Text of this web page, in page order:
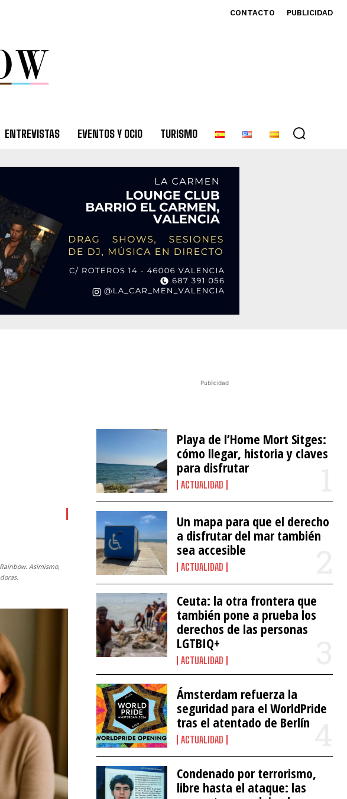
CONTACTO PUBLICIDAD
ENTREVISTAS EVENTOS Y OCIO TURISMO
. Asimismo,
Publicidad
Playa de l’Home Mort Sitges:
cómo llegar, historia y claves
para disfrutar
ACTUALIDAD
Un mapa para que el derecho
a disfrutar del mar también
sea accesible
ACTUALIDAD
Ceuta: la otra frontera que
también pone a prueba los
derechos de las personas
LGTBIQ+
ACTUALIDAD
Ámsterdam refuerza la
seguridad para el WorldPride
tras el atentado de Berlín
ACTUALIDAD
Condenado por terrorismo,
libre hasta el ataque: las